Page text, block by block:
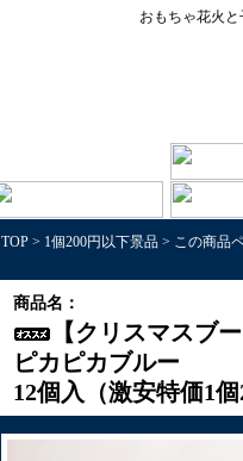
おもちゃ花火
TOP > 1個200円以下景品 > この商品
商品名：
【クリスマスブー
ピカピカブルー
12個入（激安特価1個